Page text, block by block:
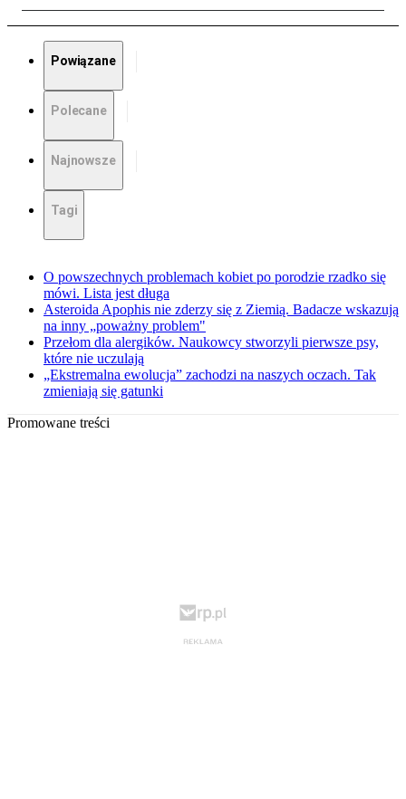
Powiązane
Polecane
Najnowsze
Tagi
O powszechnych problemach kobiet po porodzie rzadko się
mówi. Lista jest długa
Asteroida Apophis nie zderzy się z Ziemią. Badacze wskazują
na inny „poważny problem"
Przełom dla alergików. Naukowcy stworzyli pierwsze psy,
które nie uczulają
„Ekstremalna ewolucja” zachodzi na naszych oczach. Tak
zmieniają się gatunki
Promowane treści